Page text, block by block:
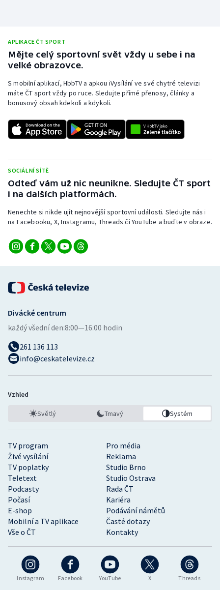
Ragby
Rychlobruslení
Rychlostní kanoistika
Short track
Sportovní střelba
Stolní tenis
Triatlon
Vodní slalom
Volejbal
APLIKACE ČT SPORT
Mějte celý sportovní svět vždy u sebe i na
velké obrazovce.
S mobilní aplikací, HbbTV a apkou iVysílání ve své chytré televizi
máte ČT sport vždy po ruce. Sledujte přímé přenosy, články a
bonusový obsah kdekoli a kdykoli.
SOCIÁLNÍ SÍTĚ
Odteď vám už nic neunikne. Sledujte ČT sport
i na dalších platformách.
Nenechte si nikde ujít nejnovější sportovní události. Sledujte nás i
na Facebooku, X, Instagramu, Threads či YouTube a buďte v obraze.
Instagram Facebook YouTube X Threads
TV program
Pro média
Živé vysílání
Reklama
TV poplatky
Studio Brno
Teletext
Studio Ostrava
Podcasty
Rada ČT
Počasí
Kariéra
E-shop
Podávání námětů
Mobilní a TV aplikace
Časté dotazy
Vše o ČT
Kontakty
Divácké centrum
každý všední den:8:00—16:00 hodin
261 136 113
info@ceskatelevize.cz
Vzhled
Světlý Tmavý Systém